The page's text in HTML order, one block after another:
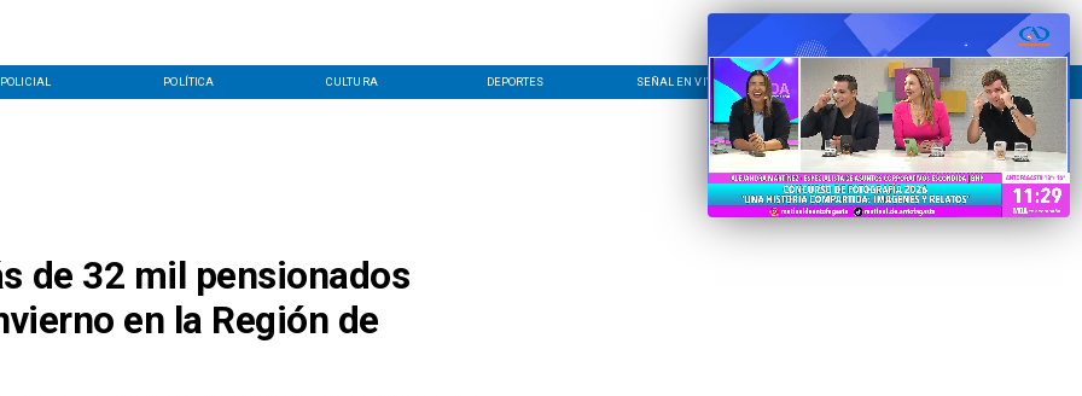
POLICIAL POLÍTICA CULTURA DEPORTES SEÑAL EN VIVO CONTACTO LÍNEA EDITORIAL
de 32 mil pensionados
en la Región de